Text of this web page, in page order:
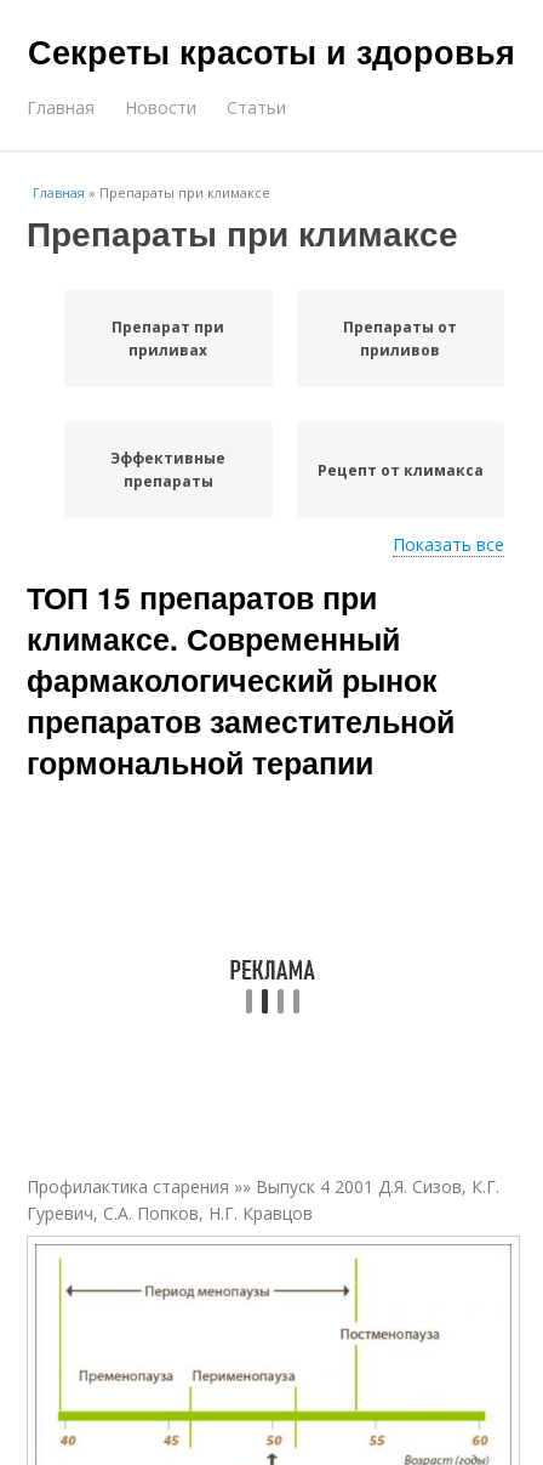
Секреты красоты и здоровья
Главная Новости Статьи
Главная » Препараты при климаксе
Препараты при климаксе
Препарат при
приливах
Препараты от
приливов
Эффективные
препараты
Рецепт от климакса
Немецкий препарат
Препарат от
климакса
Негормональные
Поколения при
Препараты для
Показать все
ТОП 15 препаратов при
климаксе. Современный
фармакологический рынок
препаратов заместительной
гормональной терапии
Профилактика старения »» Выпуск 4 2001 Д.Я. Сизов, К.Г.
Гуревич, С.А. Попков, Н.Г. Кравцов